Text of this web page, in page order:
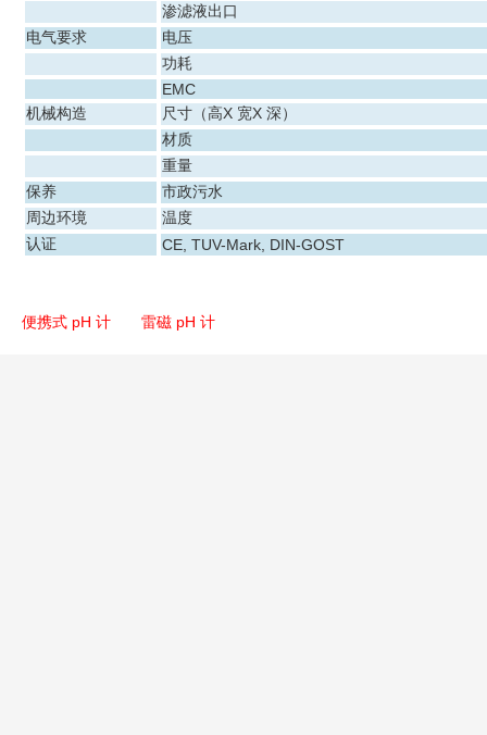
渗滤液出口
电气要求
电压
功耗
EMC
机械构造
尺寸（高X 宽X 深）
材质
重量
保养
市政污水
周边环境
温度
认证
CE, TUV-Mark, DIN-GOST
便携式 pH 计 雷磁 pH 计